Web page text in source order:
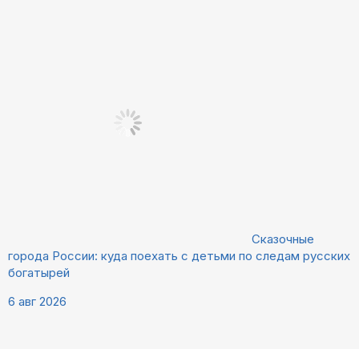
Сказочные
города России: куда поехать с детьми по следам русских
богатырей
6 авг 2026